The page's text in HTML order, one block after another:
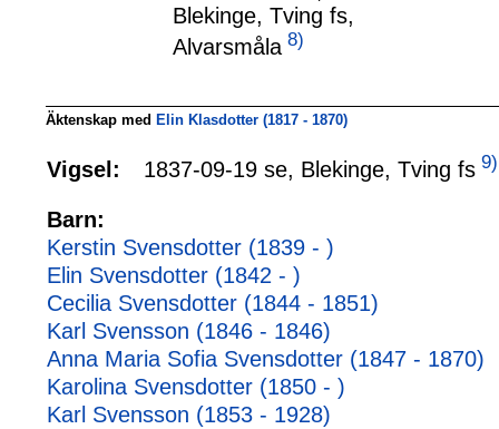
Blekinge, Tving fs,
Alvarsmåla 8)
Äktenskap med Elin Klasdotter (1817 - 1870)
Vigsel: 1837-09-19 se, Blekinge, Tving fs 9)
Barn:
Kerstin Svensdotter (1839 - )
Elin Svensdotter (1842 - )
Cecilia Svensdotter (1844 - 1851)
Karl Svensson (1846 - 1846)
Anna Maria Sofia Svensdotter (1847 - 1870)
Karolina Svensdotter (1850 - )
Karl Svensson (1853 - 1928)